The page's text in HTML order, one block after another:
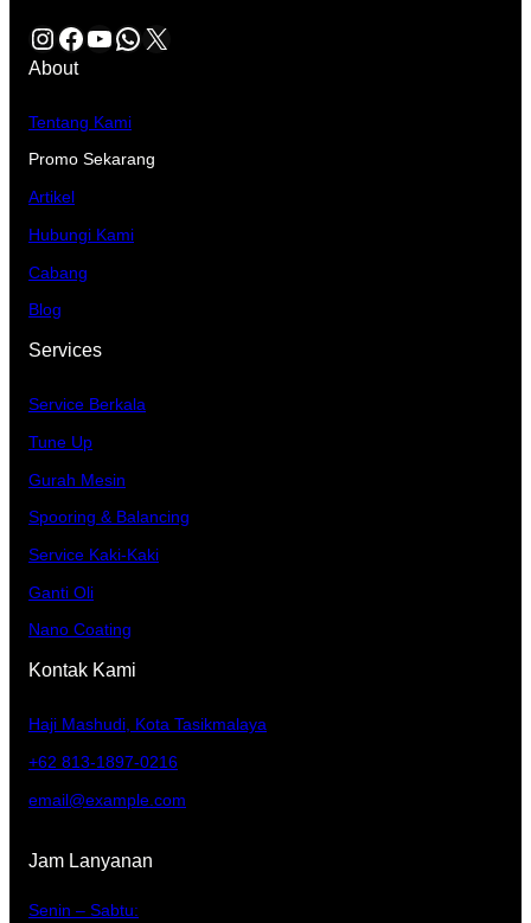
Instagram Facebook YouTube WhatsApp X
About
Tentang Kami
Promo Sekarang
Artikel
Hubungi Kami
Cabang
Blog
Services
Service Berkala
Tune Up
Gurah Mesin
Spooring & Balancing
Service Kaki-Kaki
Ganti Oli
Nano Coating
Kontak Kami
Haji Mashudi, Kota Tasikmalaya
+62 813-1897-0216
email@example.com
Jam Lanyanan
Senin – Sabtu: